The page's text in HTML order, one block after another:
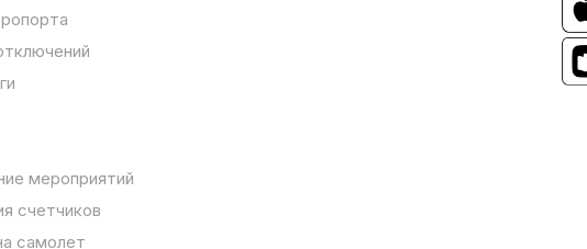
мероприятий
счетчиков
самолет